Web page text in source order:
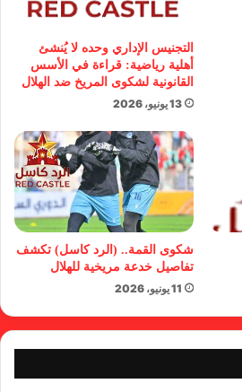
التجنيس الإداري وحده لا يُنشئ
أهلية رياضية: قراءة في الأسس
القانونية لشكوى المريخ ضد الهلال
13 يونيو، 2026
شكوى القمة.. (الرد كاسل) تكشف
تفاصيل خدعة مريخية للهلال
11 يونيو، 2026